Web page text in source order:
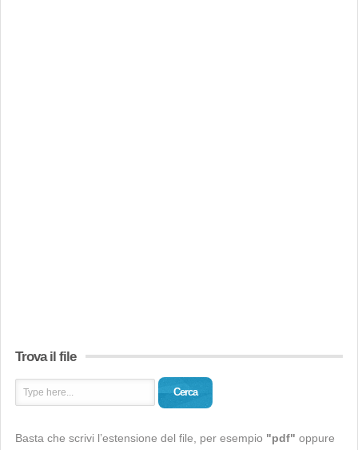
Trova il file
Cerca
Basta che scrivi l’estensione del file, per esempio "pdf" oppure